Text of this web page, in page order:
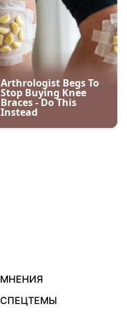
МНЕНИЯ
СПЕЦТЕМЫ